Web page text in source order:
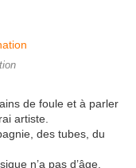
de foule et à parler
artiste.
des tubes, du
n’a pas d’âge.